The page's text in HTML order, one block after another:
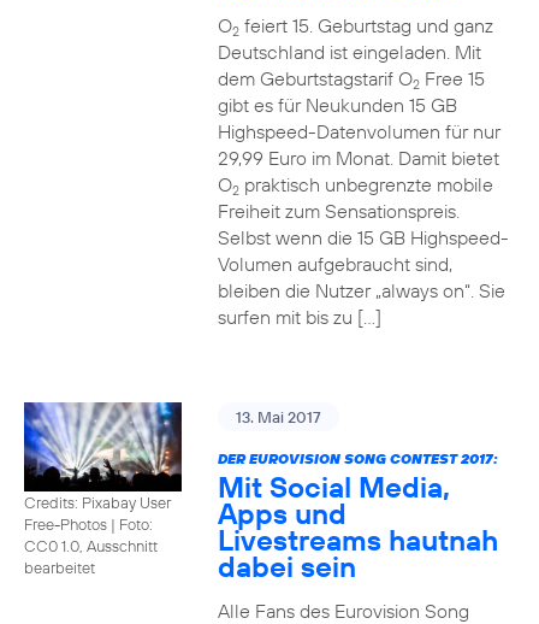
O2feiert 15. Geburtstag und ganz
Deutschland ist eingeladen. Mit
dem Geburtstagstarif O2Free 15
gibt es für Neukunden 15 GB
Highspeed-Datenvolumen für nur
29,99 Euro im Monat. Damit bietet
O2praktisch unbegrenzte mobile
Freiheit zum Sensationspreis.
Selbst wenn die 15 GB Highspeed-
Volumen aufgebraucht sind,
bleiben die Nutzer „always on“. Sie
surfen mit bis zu […]
Credits: Pixabay User
Free-Photos | Foto:
CC0 1.0, Ausschnitt
bearbeitet
13. Mai 2017
DER EUROVISION SONG CONTEST 2017:
Mit Social Media,
Apps und
Livestreams hautnah
dabei sein
Alle Fans des Eurovision Song